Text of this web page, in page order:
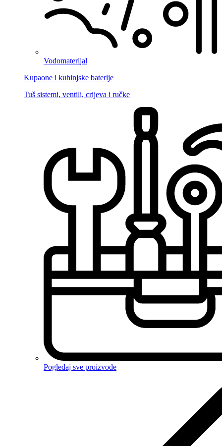
Vodomaterijal
Kupaone i kuhinjske baterije
Tuš sistemi, ventili, crijeva i ručke
Pogledaj sve proizvode